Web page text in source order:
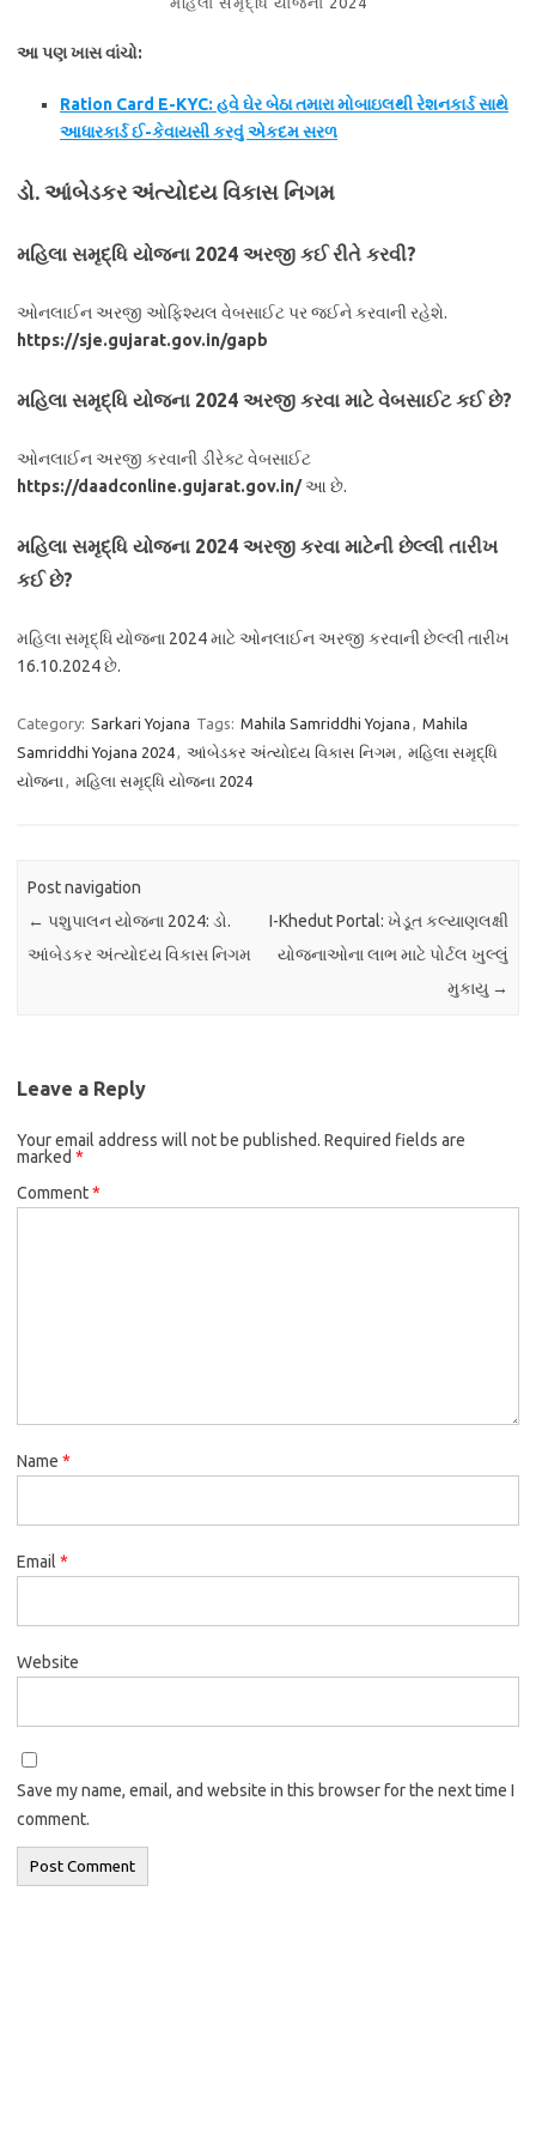
આ પણ ખાસ વાંચો:
Ration Card E-KYC: હવે ઘેર બેઠા તમારા મોબાઇલથી રેશનકાર્ડ સાથે
આધારકાર્ડ ઈ-કેવાયસી કરવું એકદમ સરળ
ડો. આંબેડકર અંત્યોદય વિકાસ નિગમ
મહિલા સમૃદ્ધિ યોજના 2024 અરજી કઈ રીતે કરવી?
ઓનલાઈન અરજી ઓફિશ્યલ વેબસાઈટ પર જઈને કરવાની રહેશે.
https://sje.gujarat.gov.in/gapb
મહિલા સમૃદ્ધિ યોજના 2024 અરજી કરવા માટે વેબસાઈટ કઈ છે?
ઓનલાઈન અરજી કરવાની ડીરેક્ટ વેબસાઈટ
https://daadconline.gujarat.gov.in/આ છે.
મહિલા સમૃદ્ધિ યોજના 2024 અરજી કરવા માટેની છેલ્લી તારીખ
કઈ છે?
મહિલા સમૃદ્ધિ યોજના 2024 માટે ઓનલાઈન અરજી કરવાની છેલ્લી તારીખ
16.10.2024 છે.
Category: Sarkari Yojana Tags: Mahila Samriddhi Yojana
Mahila
Samriddhi Yojana 2024
આંબેડકર અંત્યોદય વિકાસ નિગમ
મહિલા સમૃદ્ધિ
યોજના
મહિલા સમૃદ્ધિ યોજના 2024
Post navigation
← પશુપાલન યોજના 2024: ડો.
આંબેડકર અંત્યોદય વિકાસ નિગમ
I-Khedut Portal: ખેડૂત કલ્યાણલક્ષી
યોજનાઓના લાભ માટે પોર્ટલ ખુલ્લું
મુકાયુ →
Leave a Reply
Your email address will not be published. Required fields are
marked *
Comment*
Name *
Email *
Website
Save my name, email, and website in this browser for the next time I
comment.